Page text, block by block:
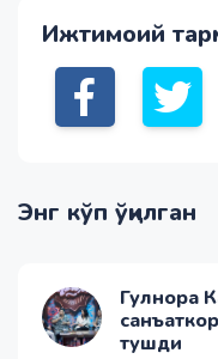
Ижтимоий
Энг кўп ўқилган
Гулнора
тушди